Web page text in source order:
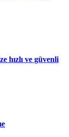
hızlı ve güvenli